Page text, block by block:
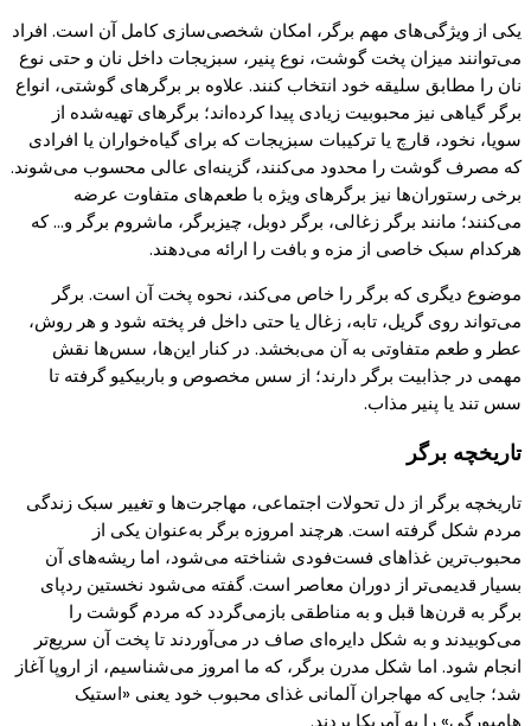
یکی از ویژگی‌های مهم برگر ، امکان شخصی‌سازیکامل آن است. افراد
می‌توانند میزان پخت گوشت، نوع پنیر، سبزیجات داخل نان و حتی نوع
نان را مطابق سلیقه خود انتخاب کنند. علاوه بر برگرهایگوشتی، انواع
برگر گیاهی نیز محبوبیت زیادی پیدا کرده‌اند؛ برگرهای تهیه‌شده از
سویا، نخود، قارچ یا ترکیبات سبزیجات که برایگیاه‌خواران یا افرادی
که مصرفگوشت را محدود می‌کنند،گزینه‌ای عالی محسوب می‌شوند.
برخی رستوران‌ها نیز برگرهای ویژه با طعم‌های متفاوت عرضه
می‌کنند؛ مانند برگر زغالی، برگر دوبل، چیزبرگر ، ماشروم برگر و… که
هرکدام سبک خاصی از مزه و بافت را ارائه می‌دهند.
موضوع دیگری که برگر را خاص می‌کند، نحوه پخت آن است. برگر
می‌تواند رویگریل، تابه، زغال یا حتی داخل فر پخته شود و هر روش،
عطر و طعم متفاوتی به آن می‌بخشد. در کنار این‌ها، سس‌ها نقش
مهمی در جذابیت برگر دارند؛ از سس مخصوص و باربیکیو گرفته تا
سس تند یا پنیر مذاب.
تار یخچه برگر
تاریخچه برگر از دل تحولات اجتماعی، مهاجرت‌ها و تغییر سبک زندگی
مردم شکلگرفته است. هرچند امروزه برگر به‌عنوان یکی از
محبوب‌ترین غذاهای فست‌فودی شناخته می‌شود، اما ریشه‌هایآن
بسیار قدیمی‌تر از دوران معاصر است.گفته می‌شود نخستین ردپای
برگر به قرن‌ها قبل و به مناطقی بازمی‌گرددکه مردمگوشت را
می‌کوبیدند و به شکل دایره‌ای صاف در می‌آوردند تا پختآن سریع‌تر
انجام شود. اما شکل مدرن برگر ،که ما امروز می‌شناسیم، از اروپاآغاز
شد؛ جایی که مهاجران آلمانی غذای محبوب خود یعنی «استیک
هامبورگی»را به آمریکا بردند.